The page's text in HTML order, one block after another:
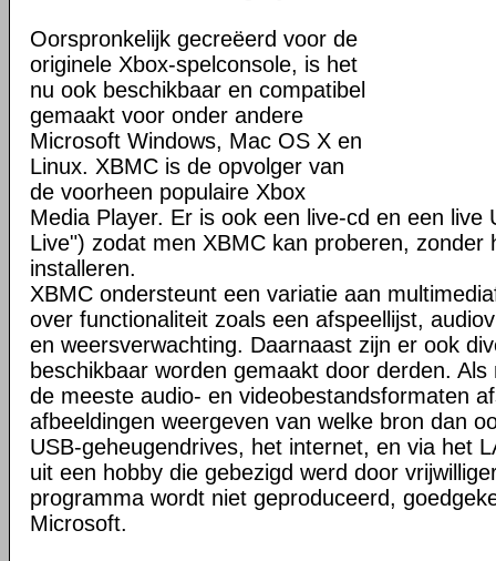
Oorspronkelijk gecreëerd voor de
originele Xbox-spelconsole, is het
nu ook beschikbaar en compatibel
gemaakt voor onder andere
Microsoft Windows, Mac OS X en
Linux. XBMC is de opvolger van
de voorheen populaire Xbox
Media Player. Er is ook een live-cd en een live
Live") zodat men XBMC kan proberen, zonder
installeren.
XBMC ondersteunt een variatie aan
over functionaliteit zoals een afspeellijst,
en weersverwachting. Daarnaast zijn er ook
beschikbaar worden gemaakt door derden.
de meeste audio- en videobestandsformaten
afbeeldingen weergeven van welke bron dan
USB-geheugendrives, het internet, en via het
uit een hobby die gebezigd werd door
programma wordt niet geproduceerd,
Microsoft.